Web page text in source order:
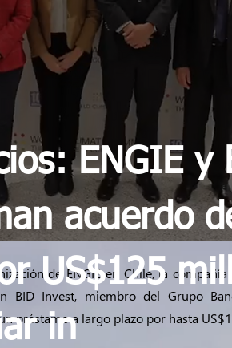
de ENGIE en Chile, la
BID Invest, miembro del Grupo
préstamo a largo plazo por hasta
ENGIE y
acuerdo
US$125
in